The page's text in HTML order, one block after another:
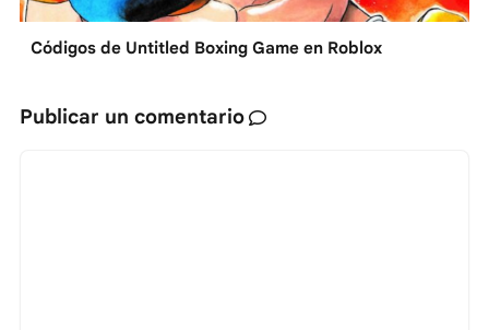
Códigos de Untitled Boxing Game en Roblox
Publicar un comentario